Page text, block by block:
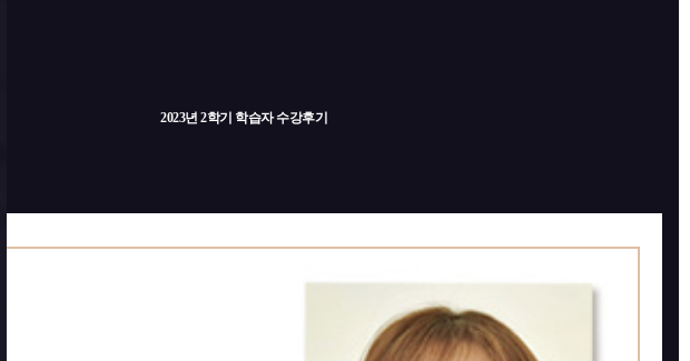
2023년 2학기 학습자 수강후기